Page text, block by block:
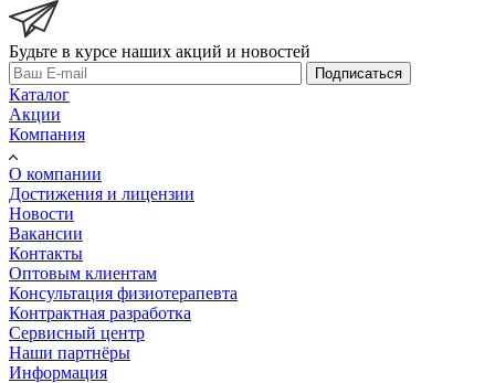
Будьте в курсе наших акций и новостей
Подписаться
Каталог
Акции
Компания
О компании
Достижения и лицензии
Новости
Вакансии
Контакты
Оптовым клиентам
Консультация физиотерапевта
Контрактная разработка
Сервисный центр
Наши партнёры
Информация